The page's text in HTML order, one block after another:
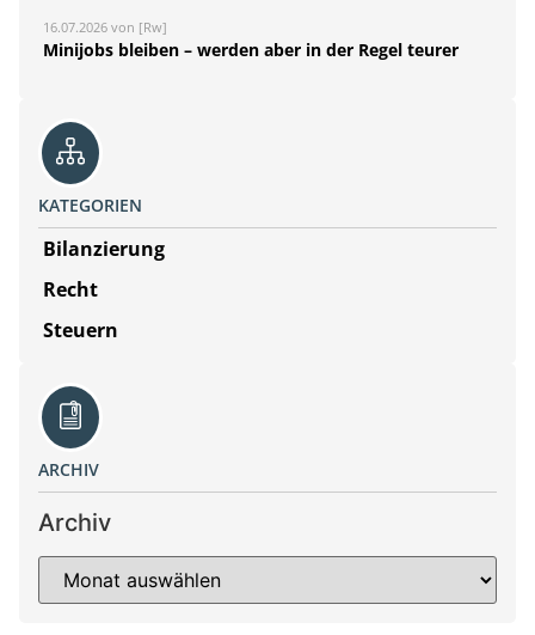
16.07.2026 von [Rw]
Minijobs bleiben – werden aber in der Regel teurer
KATEGORIEN
Bilanzierung
Recht
Steuern
ARCHIV
Archiv